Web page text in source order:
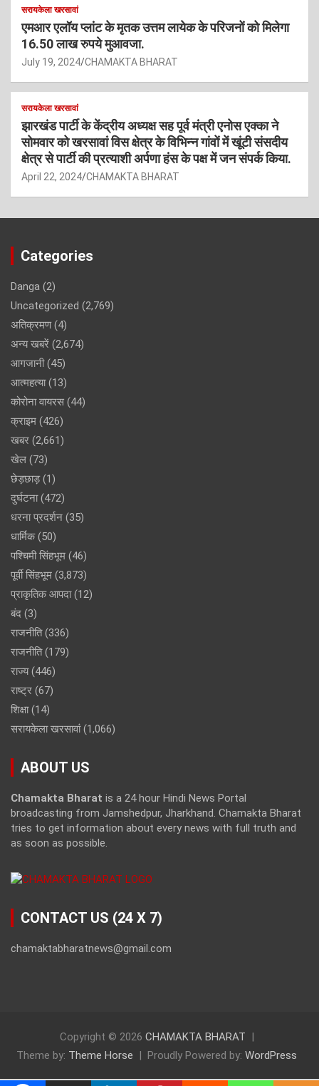
सरायकेला खरसावां
एमआर एलॉय प्लांट के मृतक उत्तम लायेक के परिजनों को मिलेगा
16.50 लाख रुपये मुआवजा.
July 19, 2024 CHAMAKTA BHARAT
सरायकेला खरसावां
झारखंड पार्टी के केंद्रीय अध्यक्ष सह पूर्व मंत्री एनोस एक्का ने
सोमवार को खरसावां विस क्षेत्र के विभिन्न गांवों में खूंटी संसदीय
क्षेत्र से पार्टी की प्रत्याशी अर्पणा हंस के पक्ष में जन संपर्क किया.
April 22, 2024 CHAMAKTA BHARAT
Categories
Danga (2)
Uncategorized (2,769)
अतिक्रमण(4)
अन्य खबरें (2,674)
आगजानी(45)
आत्महत्या(13)
कोरोना वायरस (44)
क्राइम (426)
खबर (2,661)
खेल (73)
छेड़छाड़(1)
दुर्घटना(472)
धरना प्रदर्शन (35)
धार्मिक(50)
पश्चिमी सिंहभूम (46)
पूर्वी सिंहभूम (3,873)
प्राकृतिक आपदा(12)
बंद (3)
राजनीति(336)
राजनीति(179)
राज्य(446)
राष्ट्र (67)
शिक्षा(14)
सरायकेला खरसावां(1,066)
ABOUT US
Chamakta Bharat is a 24 hour Hindi News Portal
broadcasting from Jamshedpur, Jharkhand. Chamakta Bharat
tries to get information about every news with full truth and
as soon as possible.
CONTACT US (24 X 7)
chamaktabharatnews@gmail.com
Copyright © 2026 CHAMAKTA BHARAT
Theme by: Theme Horse Proudly Powered by: WordPress